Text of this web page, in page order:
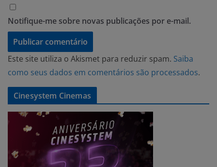
Notifique-me sobre novas publicações por e-mail.
Este site utiliza o Akismet para reduzir spam. Saiba
como seus dados em comentários são processados.
Cinesystem Cinemas